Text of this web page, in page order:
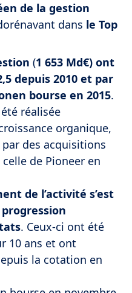
de la gestion
dans le Top
(1 653 Md€) ont
depuis 2010 et par
bourse en 2015.
réalisée
organique,
des acquisitions
de Pioneer en
de l’activité s’est
. Ceux-ci ont été
10 ans et ont
la cotation en